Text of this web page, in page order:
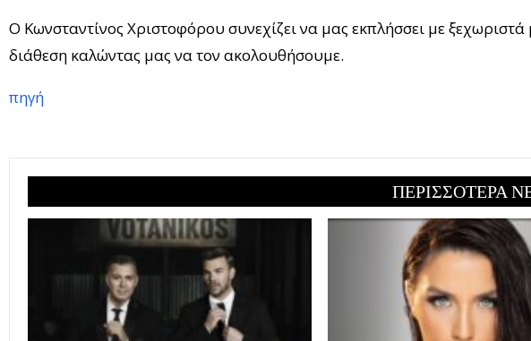
Ο Κωνσταντίνος Χριστοφόρου συνεχίζει να μας εκπλήσσει με
διάθεση καλώντας μας να τον ακολουθήσουμε.
πηγή
ΠΕΡΙΣΣΟΤΕΡΑ